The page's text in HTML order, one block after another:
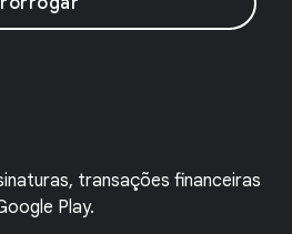
transações financeiras
Play.